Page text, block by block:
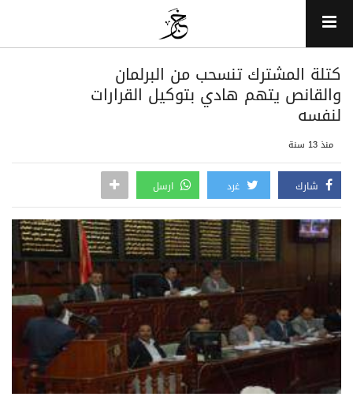
كتلة المشترك تنسحب من البرلمان
والقانص يتهم هادي بتوكيل القرارات
لنفسه
منذ 13 سنة
شارك غرد ارسل